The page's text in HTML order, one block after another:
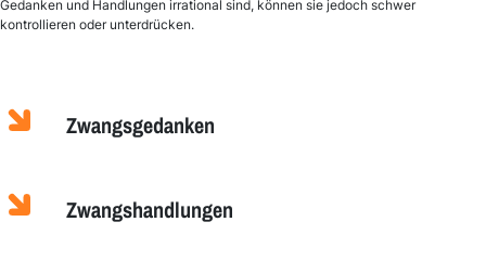
Gedanken und Handlungen irrational sind, können sie jedoch schwer
kontrollieren oder unterdrücken. ​
Zwangsgedanken
Zwangshandlungen